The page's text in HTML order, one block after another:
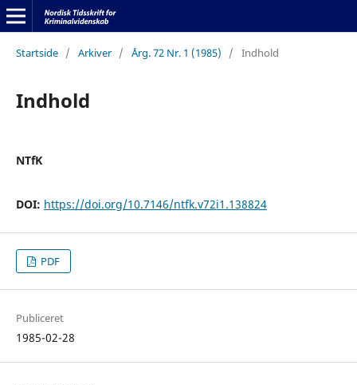
Startside / Arkiver / Årg. 72 Nr. 1 (1985) / Indhold
Indhold
NTfK
DOI: https://doi.org/10.7146/ntfk.v72i1.138824
PDF
Publiceret
1985-02-28